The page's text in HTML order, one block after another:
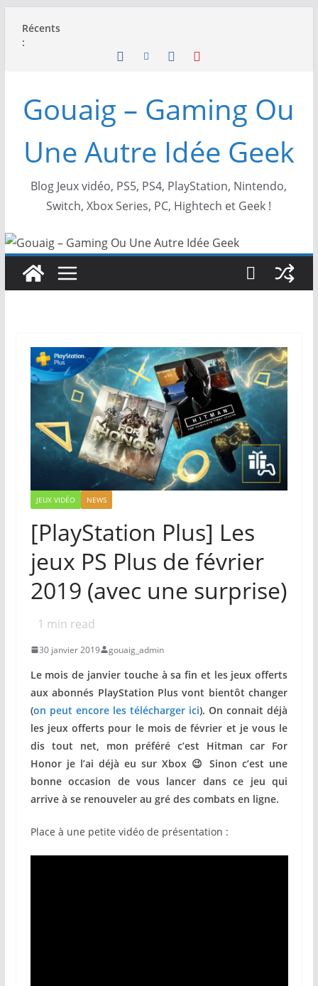
Récents
:
Gouaig – Gaming Ou
Une Autre Idée Geek
Blog Jeux vidéo, PS5, PS4, PlayStation, Nintendo,
Switch, Xbox Series, PC, Hightech et Geek !
JEUX VIDÉO NEWS
[PlayStation Plus] Les
jeux PS Plus de février
2019 (avec une surprise)
1 min read
30 janvier 2019 gouaig_admin
Le mois de janvier touche à sa fin et les jeux offerts
aux abonnés PlayStation Plus vont bientôt changer
(on peut encore les télécharger ici). On connait déjà
les jeux offerts pour le mois de février et je vous le
dis tout net, mon préféré c’est Hitman car For
Honor je l’ai déjà eu sur Xbox 😉 Sinon c’est une
bonne occasion de vous lancer dans ce jeu qui
arrive à se renouveler au gré des combats en ligne.
Place à une petite vidéo de présentation :